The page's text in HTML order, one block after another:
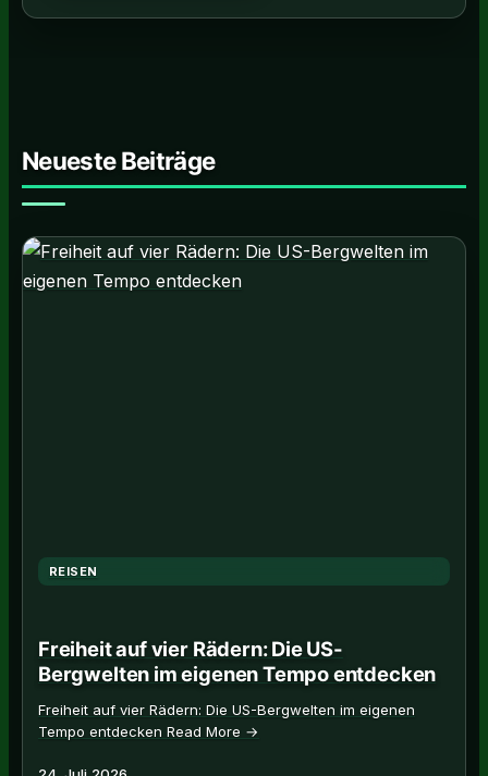
Neueste Beiträge
REISEN
Freiheit auf vier Rädern: Die US-
Bergwelten im eigenen Tempo entdecken
Freiheit auf vier Rädern: Die US-Bergwelten im eigenen
Tempo entdecken Read More →